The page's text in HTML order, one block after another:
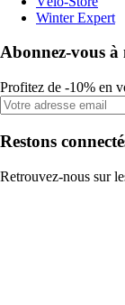
Winter Expert
Abonnez-vous à
Profitez de -10% en
Restons
Retrouvez-nous sur